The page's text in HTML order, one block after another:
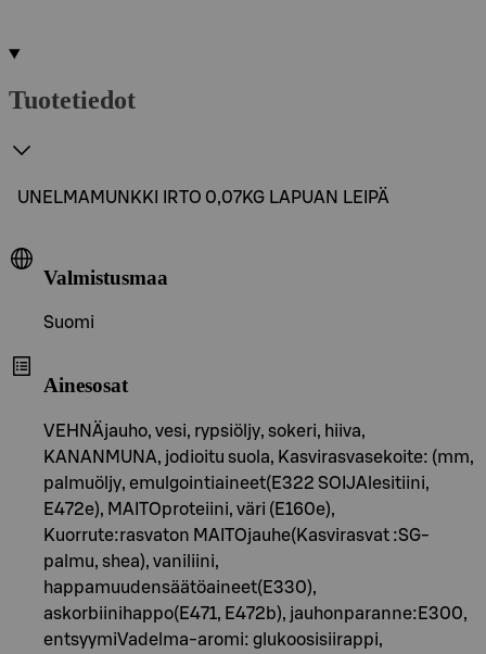
Tuotetiedot
UNELMAMUNKKI IRTO 0,07KG LAPUAN LEIPÄ
Valmistusmaa
Suomi
Ainesosat
VEHNÄjauho, vesi, rypsiöljy, sokeri, hiiva,
KANANMUNA, jodioitu suola, Kasvirasvasekoite: (mm,
palmuöljy, emulgointiaineet(E322 SOIJAlesitiini,
E472e), MAITOproteiini, väri (E160e),
Kuorrute:rasvaton MAITOjauhe(Kasvirasvat :SG-
palmu, shea), vaniliini,
happamuudensäätöaineet(E330),
askorbiinihappo(E471, E472b), jauhonparanne:E300,
entsyymiVadelma-aromi: glukoosisiirappi,